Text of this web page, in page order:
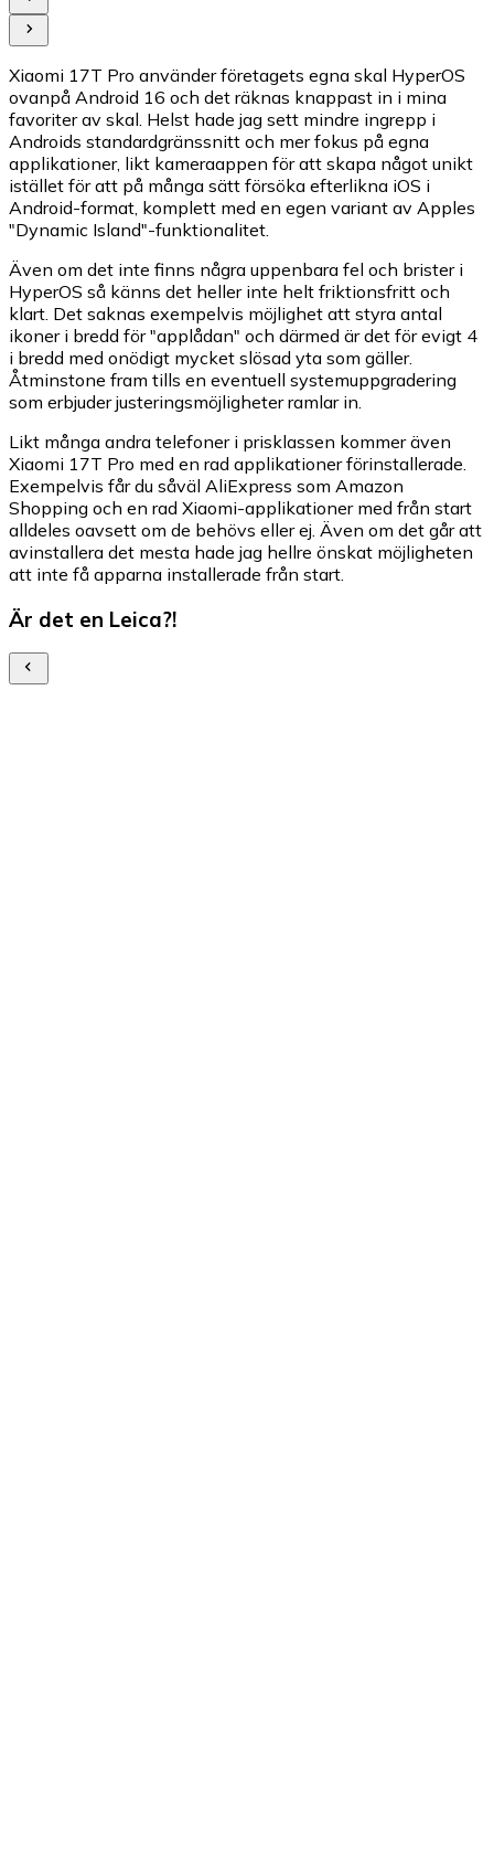
Xiaomi 17T Pro använder företagets egna skal HyperOS
ovanpå Android 16 och det räknas knappast in i mina
favoriter av skal. Helst hade jag sett mindre ingrepp i
Androids standardgränssnitt och mer fokus på egna
applikationer, likt kameraappen för att skapa något unikt
istället för att på många sätt försöka efterlikna iOS i
Android-format, komplett med en egen variant av Apples
"Dynamic Island"-funktionalitet.
Även om det inte finns några uppenbara fel och brister i
HyperOS så känns det heller inte helt friktionsfritt och
klart. Det saknas exempelvis möjlighet att styra antal
ikoner i bredd för "applådan" och därmed är det för evigt 4
i bredd med onödigt mycket slösad yta som gäller.
Åtminstone fram tills en eventuell systemuppgradering
som erbjuder justeringsmöjligheter ramlar in.
Likt många andra telefoner i prisklassen kommer även
Xiaomi 17T Pro med en rad applikationer förinstallerade.
Exempelvis får du såväl AliExpress som Amazon
Shopping och en rad Xiaomi-applikationer med från start
alldeles oavsett om de behövs eller ej. Även om det går att
avinstallera det mesta hade jag hellre önskat möjligheten
att inte få apparna installerade från start.
Är det en Leica?!